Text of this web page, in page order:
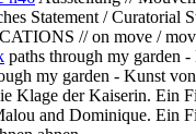
Statement / Curatorial
// on move /
paths through my garden
my garden - Kunst
Klage der Kaiserin. Ein
and Dominique. Ein